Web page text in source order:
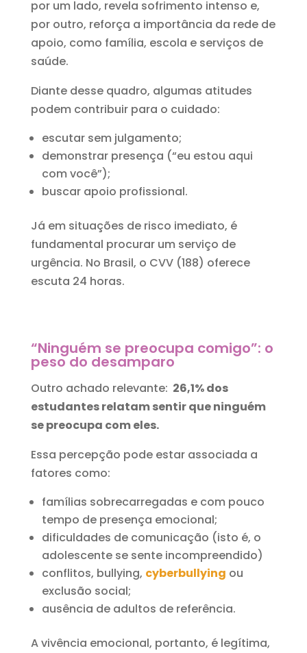
por um lado, revela sofrimento intenso e,
por outro, reforça a importância da rede de
apoio, como família, escola e serviços de
saúde.
Diante desse quadro, algumas atitudes
podem contribuir para o cuidado:
escutar sem julgamento;
demonstrar presença (“eu estou aqui
com você”);
buscar apoio profissional.
Já em situações de risco imediato, é
fundamental procurar um serviço de
urgência. No Brasil, o CVV (188) oferece
escuta 24 horas.
“Ninguém se preocupa comigo”: o
peso do desamparo
Outro achado relevante: 26,1% dos
estudantes relatam sentir que ninguém
se preocupa com eles.
Essa percepção pode estar associada a
fatores como:
famílias sobrecarregadas e com pouco
tempo de presença emocional;
dificuldades de comunicação (isto é, o
adolescente se sente incompreendido)
conflitos, bullying, cyberbullying ou
exclusão social;
ausência de adultos de referência.
A vivência emocional, portanto, é legítima,